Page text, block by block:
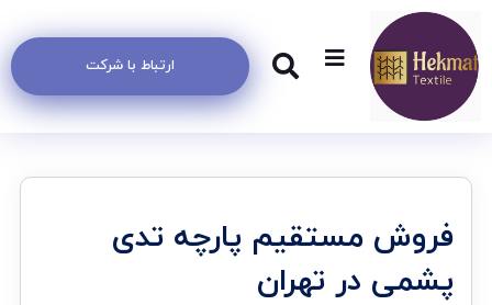
ارتباط با شرکت
فروش مستقیم پارچه تدی
پشمی در تهران